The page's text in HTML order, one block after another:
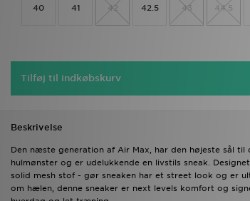
40 41 42 42.5 43 44.5
Tilføj til indkøbskurv
Beskrivelse
Den næste generation af Air Max, har den højeste sål
hulmønster og er udelukkende en livstils sneak.
solid mesh stof - gør sneaken har et street look og er
om hælen, denne sneaker er next levels komfort og